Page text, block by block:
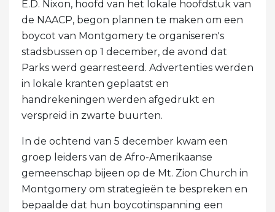
E.D. Nixon, hoofd van het lokale hoofdstuk van
de NAACP, begon plannen te maken om een ​​
boycot van Montgomery te organiseren's
stadsbussen op 1 december, de avond dat
Parks werd gearresteerd. Advertenties werden
in lokale kranten geplaatst en
handrekeningen werden afgedrukt en
verspreid in zwarte buurten.
In de ochtend van 5 december kwam een ​​
groep leiders van de Afro-Amerikaanse
gemeenschap bijeen op de Mt. Zion Church in
Montgomery om strategieën te bespreken en
bepaalde dat hun boycotinspanning een